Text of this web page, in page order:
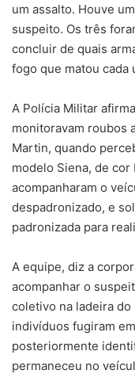
um assalto. Houve
suspeito. Os três
concluir de quais
fogo que matou cada
A Polícia Militar
monitoravam roubos
Martin, quando
modelo Siena, de cor
acompanharam o
despadronizado, e
padronizada para
A equipe, diz a
acompanhar o
coletivo na ladeira do
indivíduos fugiram
posteriormente
permaneceu no